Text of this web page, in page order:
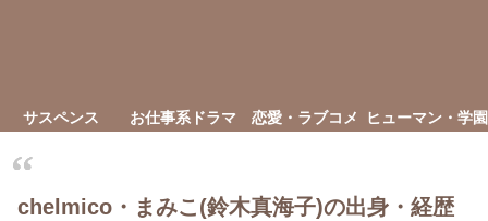
サスペンス お仕事系ドラマ 恋愛・ラブコメ ヒューマン・学園
chelmico・まみこ(鈴木真海子)の出身・経歴